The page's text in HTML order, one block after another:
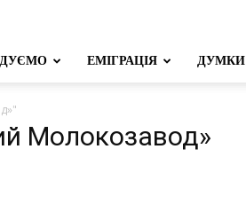
ЕМІГРАЦІЯ ДУМКИ
Молокозавод»